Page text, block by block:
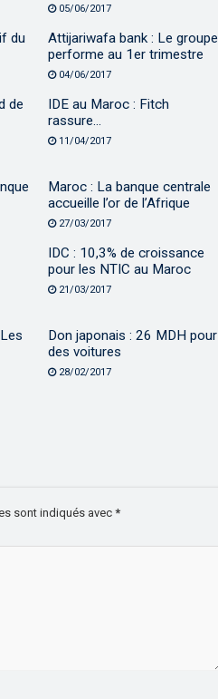
05/06/2017
du
Attijariwafa bank : Le groupe
performe au 1er trimestre
04/06/2017
de
IDE au Maroc : Fitch
rassure…
11/04/2017
Maroc : La banque centrale
accueille l’or de l’Afrique
27/03/2017
IDC : 10,3% de croissance
pour les NTIC au Maroc
21/03/2017
Don japonais : 26 MDH pour
des voitures
28/02/2017
sont indiqués avec *